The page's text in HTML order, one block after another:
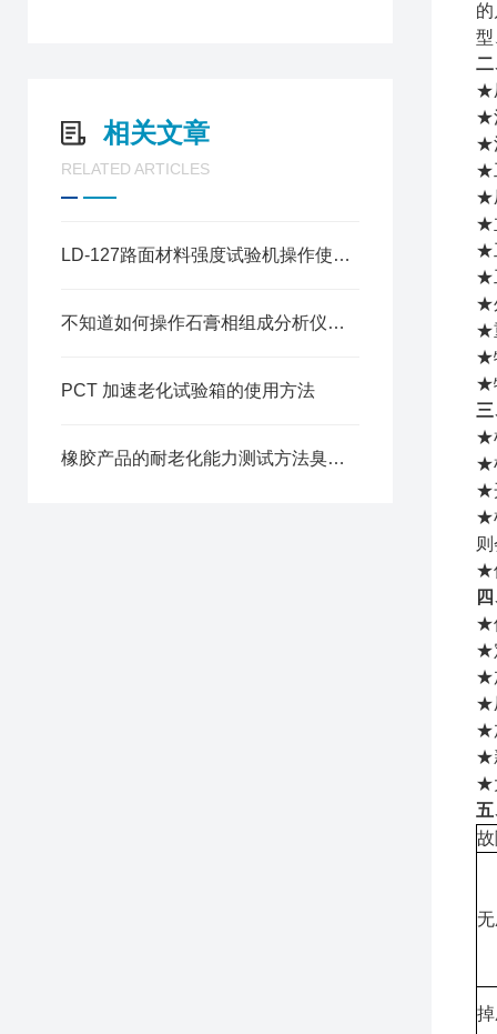
相关文章
RELATED ARTICLES
LD-127路面材料强度试验机操作使用说明书
不知道如何操作石膏相组成分析仪？进来看
PCT 加速老化试验箱的使用方法
橡胶产品的耐老化能力测试方法臭氧老化实验箱
型
二
★
★
★
★
★
★
★
★
★
★
★
★
三
★
★
★
★
★
★
★
★
★
★
★
★